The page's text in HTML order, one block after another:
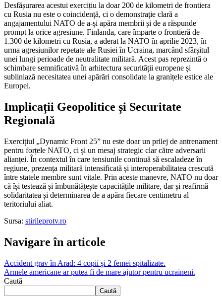
Desfășurarea acestui exercițiu la doar 200 de kilometri de frontiera
cu Rusia nu este o coincidență, ci o demonstrație clară a
angajamentului NATO de a-și apăra membrii și de a răspunde
prompt la orice agresiune. Finlanda, care împarte o frontieră de
1.300 de kilometri cu Rusia, a aderat la NATO în aprilie 2023, în
urma agresiunilor repetate ale Rusiei în Ucraina, marcând sfârșitul
unei lungi perioade de neutralitate militară. Acest pas reprezintă o
schimbare semnificativă în arhitectura securității europene și
subliniază necesitatea unei apărări consolidate la granițele estice ale
Europei.
Implicații Geopolitice și Securitate
Regională
Exercițiul „Dynamic Front 25” nu este doar un prilej de antrenament
pentru forțele NATO, ci și un mesaj strategic clar către adversarii
alianței. În contextul în care tensiunile continuă să escaladeze în
regiune, prezența militară intensificată și interoperabilitatea crescută
între statele membre sunt vitale. Prin aceste manevre, NATO nu doar
că își testează și îmbunătățește capacitățile militare, dar și reafirmă
solidaritatea și determinarea de a apăra fiecare centimetru al
teritoriului aliat.
Sursa: stirileprotv.ro
Navigare în articole
Accident grav în Arad: 4 copii și 2 femei spitalizate.
Armele americane ar putea fi de mare ajutor pentru ucraineni.
Caută
Caută